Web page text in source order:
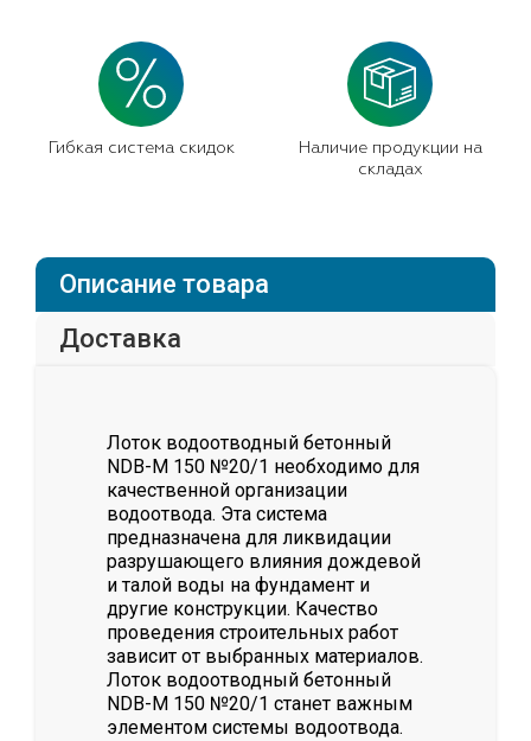
Гибкая система скидок
Наличие продукции на
складах
Описание товара
Доставка
Лоток водоотводный бетонный
NDB-M 150 №20/1 необходимо для
качественной организации
водоотвода. Эта система
предназначена для ликвидации
разрушающего влияния дождевой
и талой воды на фундамент и
другие конструкции. Качество
проведения строительных работ
зависит от выбранных материалов.
Лоток водоотводный бетонный
NDB-M 150 №20/1 станет важным
элементом системы водоотвода.